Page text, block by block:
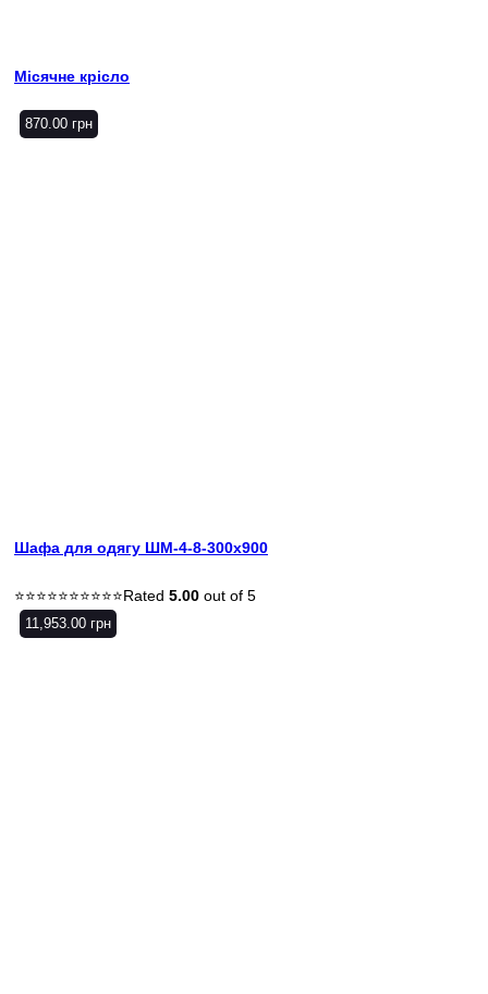
Місячне крісло
870.00 грн
Шафа для одягу ШМ-4-8-300х900
Rated 5.00 out of 5
11,953.00 грн